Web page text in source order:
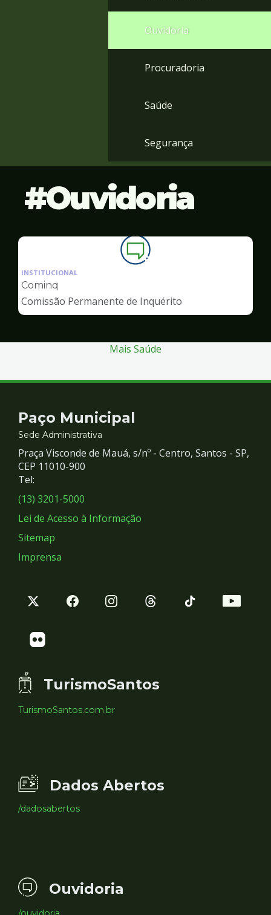
Ouvidoria
Procuradoria
Saúde
Segurança
Ouvidoria
Ilustração
da
de
Ouvidoria
INSTITUCIONAL
Cominq
Comissão Permanente de Inquérito
Mais Saúde
Contato
e
Redes
Sociais
Paço Municipal
Sede Administrativa
Praça Visconde de Mauá, s/nº - Centro, Santos - SP,
CEP 11010-900
Tel:
(13) 3201-5000
Lei de Acesso à Informação
Sitemap
Imprensa
TurismoSantos
TurismoSantos.com.br
Dados Abertos
/dadosabertos
Ouvidoria